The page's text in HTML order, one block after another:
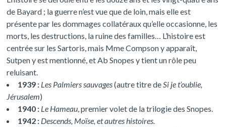
de Bayard ; la guerre n’est vue que de loin, mais elle est
présente par les dommages collatéraux qu’elle occasionne, les
morts, les destructions, la ruine des familles… L’histoire est
centrée sur les Sartoris, mais Mme Compson y apparaît,
Sutpen y est mentionné, et Ab Snopes y tient un rôle peu
reluisant.
1939 : Les Palmiers sauvages(autre titre deSi je t’oublie,
Jérusalem)
1940 : Le Hameau, premier volet de la trilogie des Snopes.
1942 : Descends, Moïse, et autres histoires.